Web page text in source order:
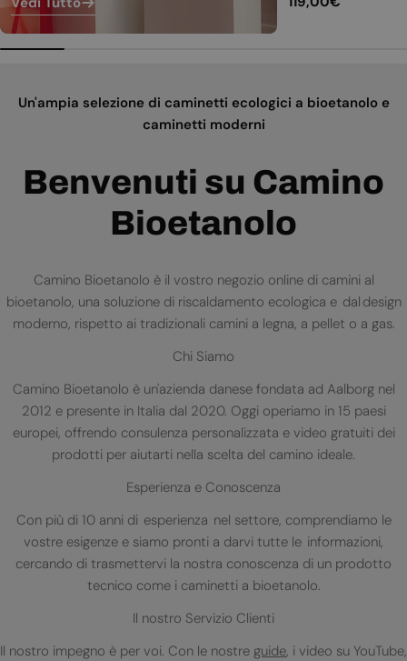
Un'ampia selezione di caminetti ecologici a bioetanolo e
caminetti moderni
Benvenuti su Camino
Bioetanolo
Camino Bioetanolo è il vostro negozio online di camini al
bioetanolo, una soluzione di riscaldamento ecologica e dal design
moderno, rispetto ai tradizionali camini a legna, a pellet o a gas.
Chi Siamo
Camino Bioetanolo è un'azienda danese fondata ad Aalborg nel
2012 e presente in Italia dal 2020. Oggi operiamo in 15 paesi
europei, offrendo consulenza personalizzata e video gratuiti dei
prodotti per aiutarti nella scelta del camino ideale.
Esperienza e Conoscenza
Con più di 10 anni di esperienza nel settore, comprendiamo le
vostre esigenze e siamo pronti a darvi tutte le informazioni,
cercando di trasmettervi la nostra conoscenza di un prodotto
tecnico come i caminetti a bioetanolo.
Il nostro Servizio Clienti
Il nostro impegno è per voi. Con le nostre guide, i video su YouTube,